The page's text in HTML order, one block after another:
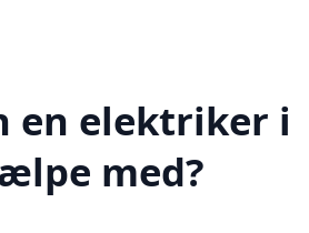
en elektriker i
med?